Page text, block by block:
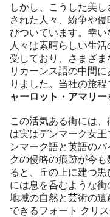
しかし、こうした美
された人々、紛争や
びついています。幸
人々は素晴らしい生
受しており、さまざ
リカーンス語の中間
りました。当社の旅
ャーロット・アマリー
この活気ある街には
は実はデンマーク女
ンマーク語と英語の
クの侵略の痕跡が今
ると、丘の上に建つ
には息を呑むような
地域の自然と芸術の
できるフォート クリ